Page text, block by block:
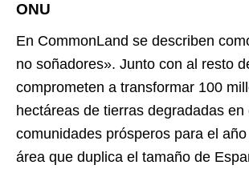
ONU
En CommonLand se describen
no soñadores». Junto con al resto
comprometen a transformar 100
hectáreas de tierras degradadas
comunidades prósperos para el
área que duplica el tamaño de